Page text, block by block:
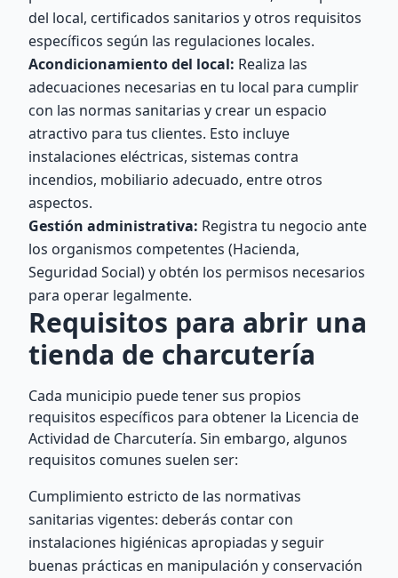
del local, certificados sanitarios y otros requisitos
específicos según las regulaciones locales.
Acondicionamiento del local: Realiza las
adecuaciones necesarias en tu local para cumplir
con las normas sanitarias y crear un espacio
atractivo para tus clientes. Esto incluye
instalaciones eléctricas, sistemas contra
incendios, mobiliario adecuado, entre otros
aspectos.
Gestión administrativa: Registra tu negocio ante
los organismos competentes (Hacienda,
Seguridad Social) y obtén los permisos necesarios
para operar legalmente.
Requisitos para abrir una
tienda de charcutería
Cada municipio puede tener sus propios
requisitos específicos para obtener la Licencia de
Actividad de Charcutería. Sin embargo, algunos
requisitos comunes suelen ser:
Cumplimiento estricto de las normativas
sanitarias vigentes: deberás contar con
instalaciones higiénicas apropiadas y seguir
buenas prácticas en manipulación y conservación